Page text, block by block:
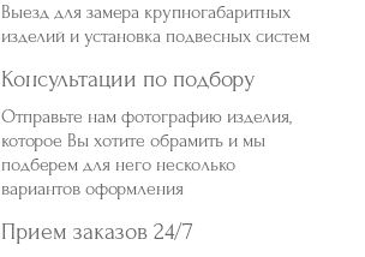
Выезд для замера крупногабаритных
изделий и установка подвесных систем
Консультации по подбору
Отправьте нам фотографию изделия,
которое Вы хотите обрамить и мы
подберем для него несколько
вариантов оформления
Прием заказов 24/7